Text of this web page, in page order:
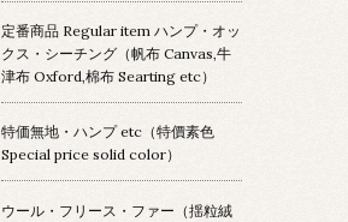
定番商品 Regular item ハンプ・オッ
クス・シーチング（帆布 Canvas,牛
津布 Oxford,棉布 Searting etc）
特価無地・ハンプ etc（特價素色
Special price solid color）
ウール・フリース・ファー（揺粒絨